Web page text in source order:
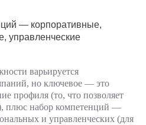
— корпоративные,
управленческие
варьируется
но ключевое — это
профиля (то, что позволяет
плюс набор компетенций —
и управленческих (для